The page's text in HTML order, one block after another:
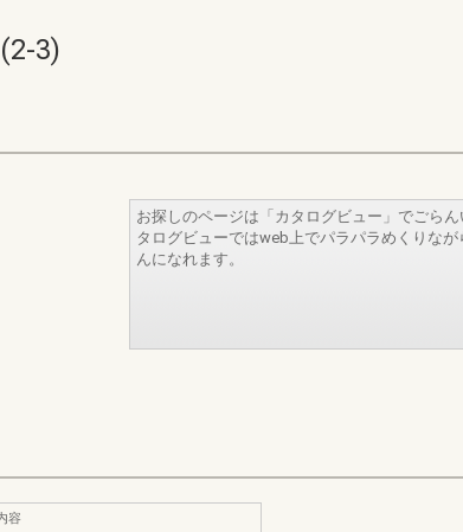
3)
お探しのページは「カタログビュー」でごら
タログビューではweb上でパラパラめくりなが
んになれます。
容